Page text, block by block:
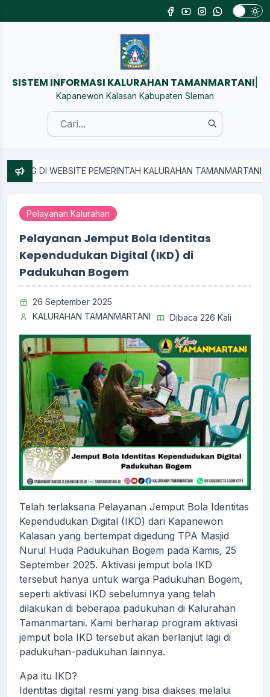
SISTEM INFORMASI KALURAHAN T|
Kapanewon Kalasan Kabupaten Sleman
DI WEBSITE PEMERINTAH KALURAHAN TAMANMARTANI
Pelayanan Kalurahan
Pelayanan Jemput Bola Identitas
Kependudukan Digital (IKD) di
Padukuhan Bogem
26 September 2025
KALURAHAN TAMANMARTANI
Dibaca 226 Kali
Telah terlaksana Pelayanan Jemput Bola Identitas
Kependudukan Digital (IKD) dari Kapanewon
Kalasan yang bertempat digedung TPA Masjid
Nurul Huda Padukuhan Bogem pada Kamis, 25
September 2025. Aktivasi jemput bola IKD
tersebut hanya untuk warga Padukuhan Bogem,
seperti aktivasi IKD sebelumnya yang telah
dilakukan di beberapa padukuhan di Kalurahan
Tamanmartani. Kami berharap program aktivasi
jemput bola IKD tersebut akan berlanjut lagi di
padukuhan-padukuhan lainnya.
Apa itu IKD?
Identitas digital resmi yang bisa diakses melalui